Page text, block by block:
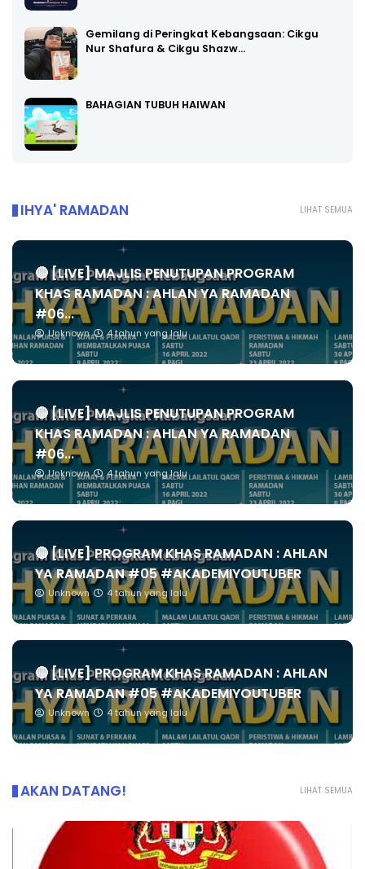
Gemilang di Peringkat Kebangsaan: Cikgu
Nur Shafura & Cikgu Shazw…
BAHAGIAN TUBUH HAIWAN
LIHAT SEMUA
IHYA' RAMADAN
🔴 [LIVE] MAJLIS PENUTUPAN PROGRAM
KHAS RAMADAN : AHLAN YA RAMADAN
#06...
Unknown 4 tahun yang lalu
🔴 [LIVE] MAJLIS PENUTUPAN PROGRAM
KHAS RAMADAN : AHLAN YA RAMADAN
#06...
Unknown 4 tahun yang lalu
🔴 [LIVE] PROGRAM KHAS RAMADAN : AHLAN
YA RAMADAN #05 #AKADEMIYOUTUBER
Unknown 4 tahun yang lalu
🔴 [LIVE] PROGRAM KHAS RAMADAN : AHLAN
YA RAMADAN #05 #AKADEMIYOUTUBER
Unknown 4 tahun yang lalu
LIHAT SEMUA
AKAN DATANG!